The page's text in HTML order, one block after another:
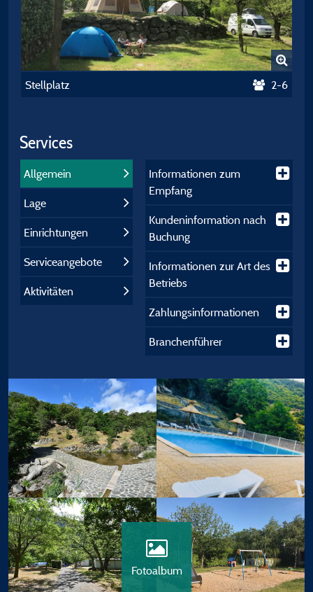
Stellplatz 2-6
Services
Allgemein
Lage
Einrichtungen
Serviceangebote
Aktivitäten
Informationen zum
Empfang
Kundeninformation nach
Buchung
Informationen zur Art des
Betriebs
Zahlungsinformationen
Branchenführer
Fotoalbum